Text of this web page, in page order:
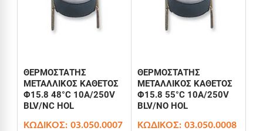
ΘΕΡΜΟΣΤΑΤΗΣ
ΜΕΤΑΛΛΙΚΟΣ ΚΑΘΕΤΟΣ
Φ15.8 48°C 10A/250V
BLV/NC HOL
ΚΩΔΙΚΌΣ: 03.050.0007
ΘΕΡΜΟΣΤΑΤΗΣ
ΜΕΤΑΛΛΙΚΟΣ ΚΑΘΕΤΟΣ
Φ15.8 55°C 10A/250V
BLV/NO HOL
ΚΩΔΙΚΌΣ: 03.050.0008